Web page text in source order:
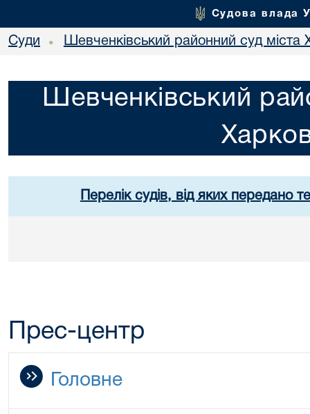
Судова влада
Суди • Шевченківський районний суд міста
Шевченківський
Перелік судів, від яких передано
Прес-центр
Головне